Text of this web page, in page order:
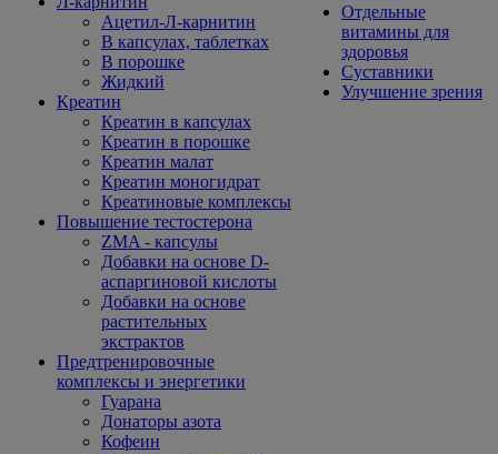
Ацетил-Л-карнитин
В капсулах, таблетках
В порошке
Жидкий
Креатин
Креатин в капсулах
Креатин в порошке
Креатин малат
Креатин моногидрат
Креатиновые комплексы
Повышение тестостерона
ZMA - капсулы
Добавки на основе D-
аспаргиновой кислоты
Добавки на основе
растительных
экстрактов
Предтренировочные
комплексы и энергетики
Гуарана
Донаторы азота
Кофеин
Отдельные
витамины для
здоровья
Суставники
Улучшение зрения